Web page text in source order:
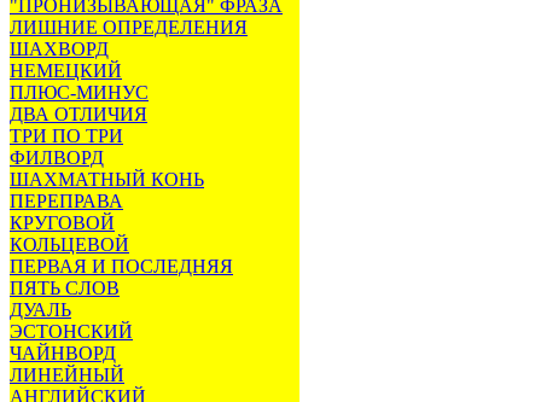
"ПРОНИЗЫВАЮЩАЯ" ФРАЗА
ЛИШНИЕ ОПРЕДЕЛЕНИЯ
ШАХВОРД
НЕМЕЦКИЙ
ПЛЮС-МИНУС
ДВА ОТЛИЧИЯ
ТРИ ПО ТРИ
ФИЛВОРД
ШАХМАТНЫЙ КОНЬ
ПЕРЕПРАВА
КРУГОВОЙ
КОЛЬЦЕВОЙ
ПЕРВАЯ И ПОСЛЕДНЯЯ
ПЯТЬ СЛОВ
ДУАЛЬ
ЭСТОНСКИЙ
ЧАЙНВОРД
ЛИНЕЙНЫЙ
АНГЛИЙСКИЙ